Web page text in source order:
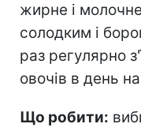
жирне і
солодким і
раз регулярно
овочів в день
Що робити: